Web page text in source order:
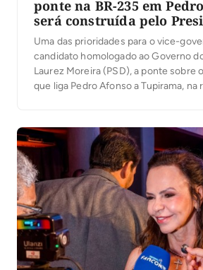
ponte na BR-235 em
será construída pelo
Uma das prioridades para o vice-
candidato homologado ao Governo
Laurez Moreira (PSD), a ponte sobre
que liga Pedro Afonso a Tupirama, na
importância da construção da ponte